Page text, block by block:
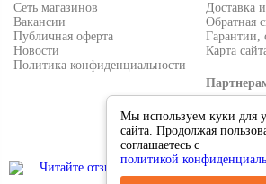
Сеть магазинов
Вакансии
Публичная оферта
Новости
Политика конфиденциальности
Доставка
Обратная
Гарантии,
Карта
Условия
Реквизиты
Мы используем куки для
сайта. Продолжая
соглашаетесь с
политикой